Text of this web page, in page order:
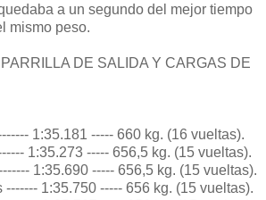
a un segundo del mejor tiempo
mismo peso.
DE SALIDA Y CARGAS DE
1:35.181 ----- 660 kg. (16 vueltas).
1:35.273 ----- 656,5 kg. (15 vueltas).
1:35.690 ----- 656,5 kg. (15 vueltas).
1:35.750 ----- 656 kg. (15 vueltas).